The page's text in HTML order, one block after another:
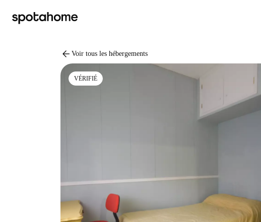
arrow_back Voir tous les hébergements
VÉRIFIÉ